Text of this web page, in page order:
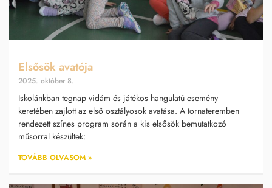
Elsősök avatója
2025. október 8.
Iskolánkban tegnap vidám és játékos hangulatú esemény
keretében zajlott az első osztályosok avatása. A tornateremben
rendezett színes program során a kis elsősök bemutatkozó
műsorral készültek:
TOVÁBB OLVASOM »